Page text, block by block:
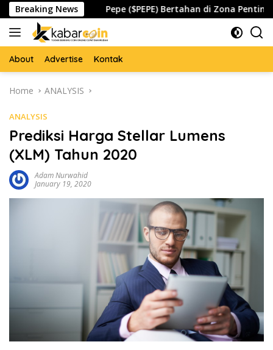
Skip
to
content
Breaking NewsPepe ($PEPE) Bertahan di Zona Penting,
About Advertise Kontak
Home ANALYSIS
ANALYSIS
Prediksi Harga Stellar Lumens
(XLM) Tahun 2020
Adam Nurwahid
January 19, 2020